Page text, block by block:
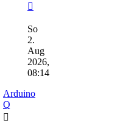
Beitrag
So
2.
Aug
2026,
08:14
Arduino
Q